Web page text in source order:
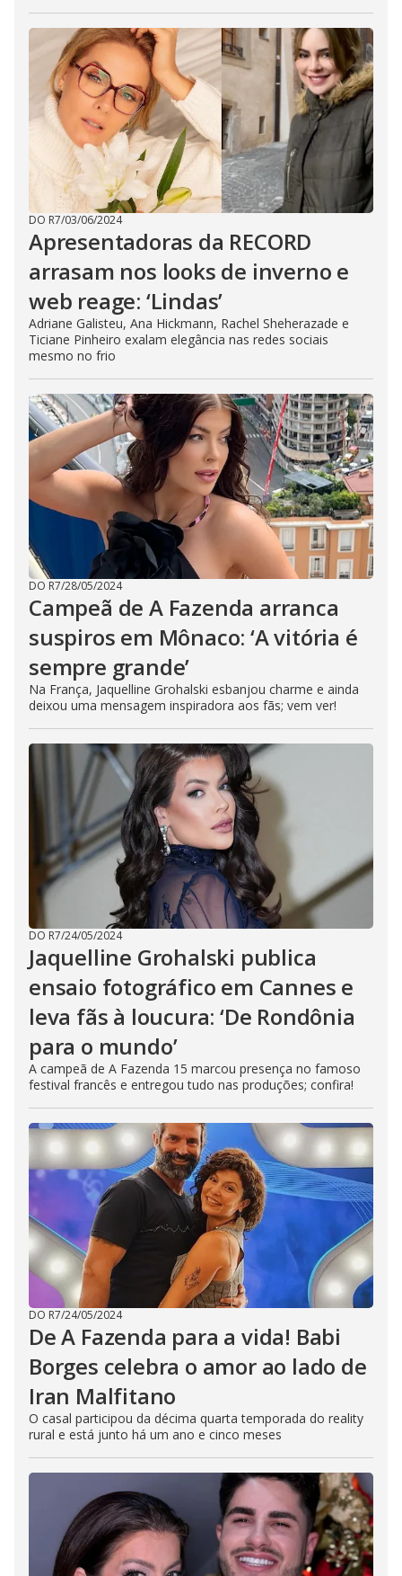
DO R7/03/06/2024
Apresentadoras da RECORD
arrasam nos looks de inverno e
web reage: ‘Lindas’
Adriane Galisteu, Ana Hickmann, Rachel Sheherazade e
Ticiane Pinheiro exalam elegância nas redes sociais
mesmo no frio
DO R7/28/05/2024
Campeã de A Fazenda arranca
suspiros em Mônaco: ‘A vitória é
sempre grande’
Na França, Jaquelline Grohalski esbanjou charme e ainda
deixou uma mensagem inspiradora aos fãs; vem ver!
DO R7/24/05/2024
Jaquelline Grohalski publica
ensaio fotográfico em Cannes e
leva fãs à loucura: ‘De Rondônia
para o mundo’
A campeã de A Fazenda 15 marcou presença no famoso
festival francês e entregou tudo nas produções; confira!
DO R7/24/05/2024
De A Fazenda para a vida! Babi
Borges celebra o amor ao lado de
Iran Malfitano
O casal participou da décima quarta temporada do reality
rural e está junto há um ano e cinco meses